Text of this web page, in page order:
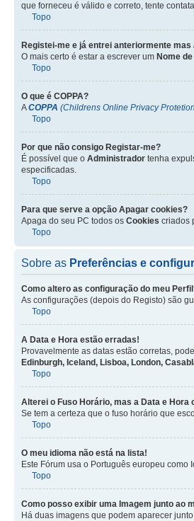
que forneceu é válido e correto, tente
Topo
Registei-me e já entrei anteriormente mas
O mais certo é estar a escrever um Nome
Topo
O que é COPPA?
ACOPPA (Childrens Online Privacy
Topo
Por que não consigo Registar-me?
É possível que o Administrador tenha
especificadas.
Topo
Para que serve a opção Apagar cookies?
Apaga do seu PC todos os Cookies criados
Topo
Sobre as Preferências e
Como altero as configuração do meu
As configurações (depois do Registo) são
Topo
A Data e Hora estão erradas!
Provavelmente as datas estão corretas,
Edinburgh, Iceland, Lisboa, London,
Topo
Alterei o Fuso Horário, mas a Data e Hora
Se tem a certeza que o fuso horário que
Topo
O meu idioma não está na lista!
Este Fórum usa o Português europeu como
Topo
Como posso exibir uma Imagem junto ao
Há duas imagens que podem aparecer